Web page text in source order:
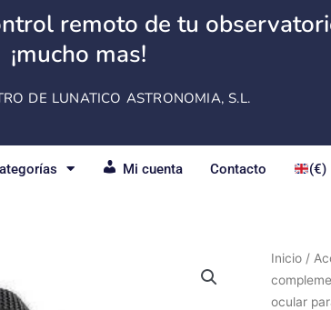
remoto de tu
¡mucho mas!
DE LUNATICO ASTRONOMIA, S.L.
Mi cuenta Contacto (€)
Inicio /
ocular